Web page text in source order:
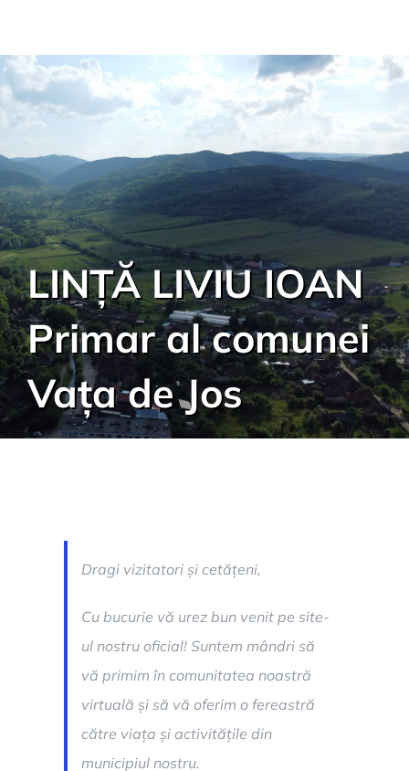
LINȚĂ LIVIU IOAN
Primar al comunei
Vața de Jos
Dragi vizitatori și cetățeni,
Cu bucurie vă urez bun venit pe site-
ul nostru oficial! Suntem mândri să
vă primim în comunitatea noastră
virtuală și să vă oferim o fereastră
către viața și activitățile din
municipiul nostru.